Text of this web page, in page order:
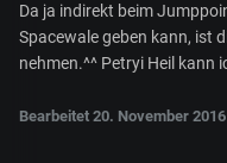
Da ja indirekt beim
Spacewale geben kann, ist
nehmen.^^ Petryi Heil kann
Bearbeitet 20. November 2016